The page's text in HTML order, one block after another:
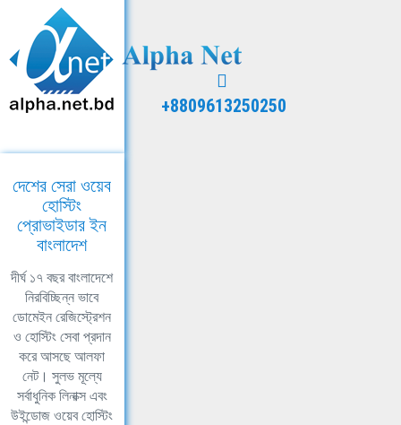
+8809613250250
দেশের সেরা ওয়েব
হোস্টিং
প্রোভাইডার ইন
বাংলাদেশ
দীর্ঘ ১৭ বছর বাংলাদেশে
নিরবিচ্ছিন্ন ভাবে
ডোমেইন রেজিস্ট্রেশন
ও হোস্টিং সেবা প্রদান
করে আসছে আলফা
নেট। সুলভ মূল্যে
সর্বাধুনিক লিনাক্স এবং
উইন্ডোজ ওয়েব হোস্টিং